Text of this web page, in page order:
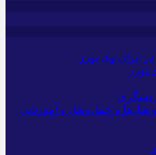
ایران وی تورز
تورز
و هتل‌ها و حمل‌و‌نقل و آموزشی